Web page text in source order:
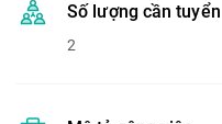
Số lượng cần tuyển
2